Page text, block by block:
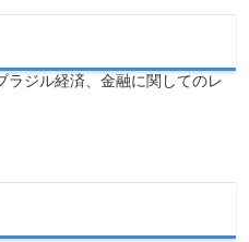
ラジル経済、金融に関してのレ